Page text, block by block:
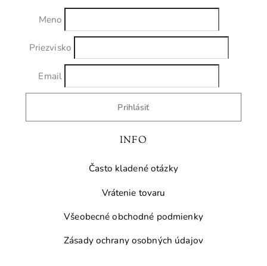
Meno
Priezvisko
Email
Prihlásiť
INFO
Často kladené otázky
Vrátenie tovaru
Všeobecné obchodné podmienky
Zásady ochrany osobných údajov